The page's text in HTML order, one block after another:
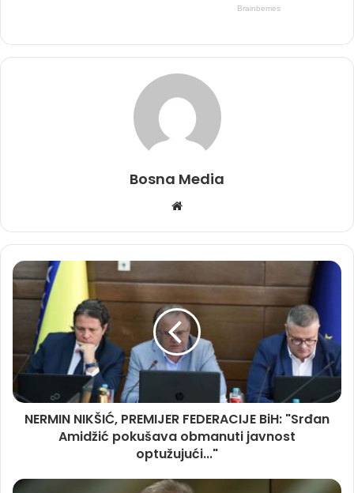
Bosna Media
Website
NERMIN NIKŠIĆ, PREMIJER FEDERACIJE BiH: "Srđan
Amidžić pokušava obmanuti javnost
optužujući..."